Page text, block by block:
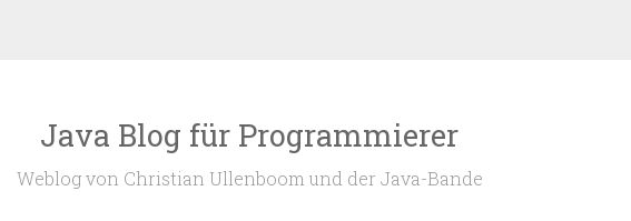
Java Blog für Programmierer
Weblog von Christian Ullenboom und der Java-Bande